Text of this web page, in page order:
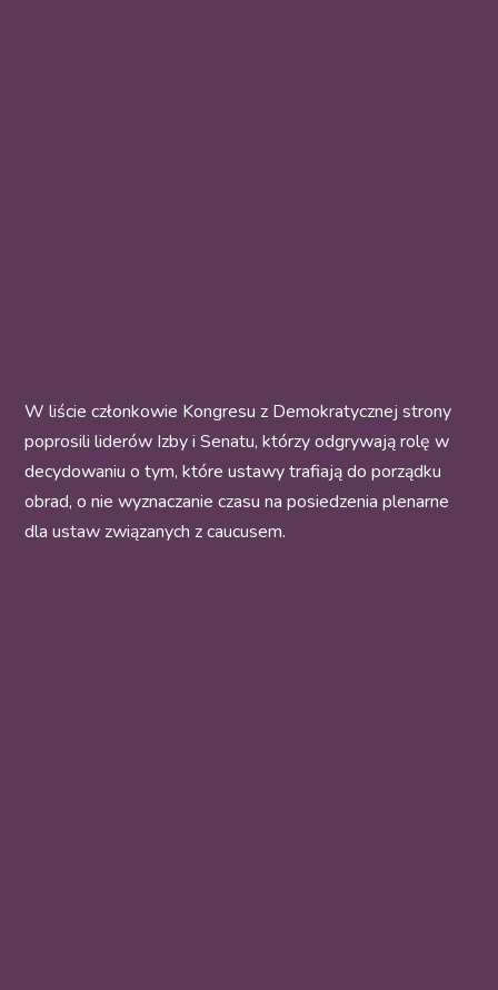
W liście członkowie Kongresu z Demokratycznej strony
poprosili liderów Izby i Senatu, którzy odgrywają rolę w
decydowaniu o tym, które ustawy trafiają do porządku
obrad, o nie wyznaczanie czasu na posiedzenia plenarne
dla ustaw związanych z caucusem.